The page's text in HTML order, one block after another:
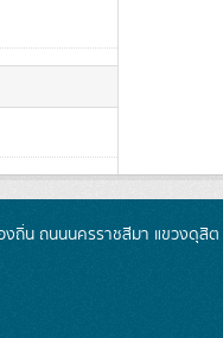
งถิ่น ถนนนครราชสีมา แขวงดุสิ